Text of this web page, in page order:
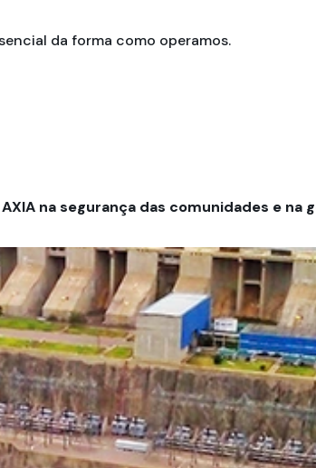
da forma como operamos.
na segurança das comunidades e